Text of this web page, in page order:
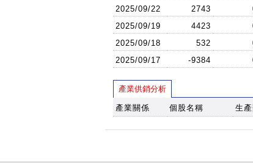
2025/09/22
2743
2025/09/19
4423
2025/09/18
532
2025/09/17
-9384
產業供銷分析
產業關係 個股名稱 生產